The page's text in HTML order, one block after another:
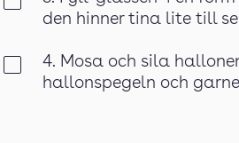
den hinner tina lite till
4. Mosa och sila
hallonspegeln och